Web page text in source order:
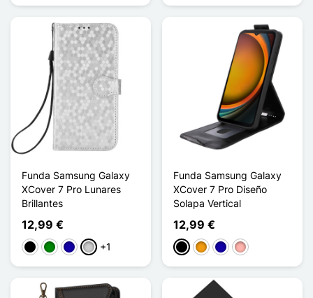
Funda Samsung Galaxy
XCover 7 Pro Lunares
Brillantes
12,99 €
NegroVerdeAzul oscuro
Plata+1
Funda Samsung Galaxy
XCover 7 Pro Diseño
Solapa Vertical
12,99 €
NegroNaranjaAzul oscuro
Oro rosa